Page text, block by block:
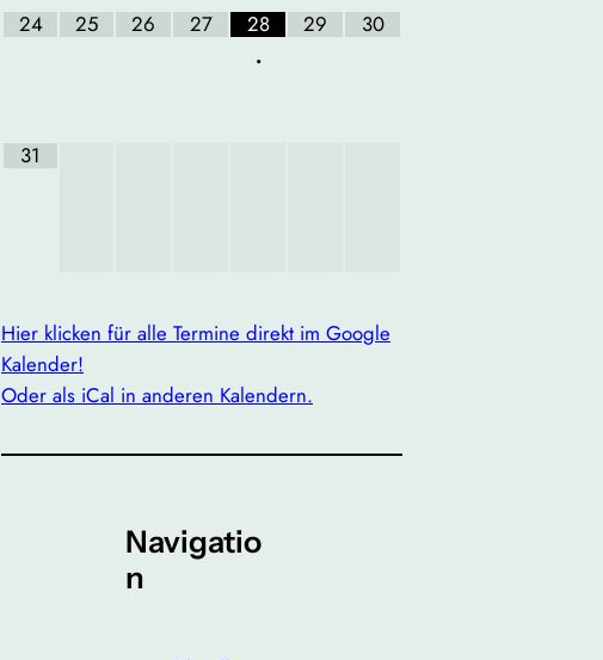
24 25 26 27
28
•
29 30
31
Hier klicken für alle Termine direkt im Google
Kalender!
Oder als iCal in anderen Kalendern.
Navigatio
n